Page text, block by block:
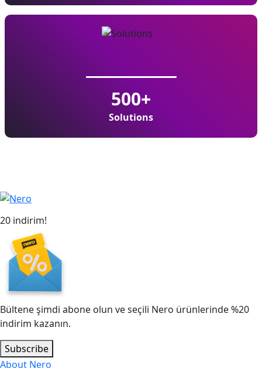
500+
Solutions
20 indirim!
Bültene şimdi abone olun ve seçili Nero ürünlerinde %20
indirim kazanın.
Subscribe
About Nero